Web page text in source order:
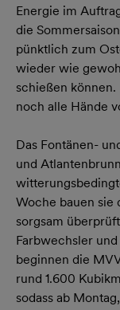
Energie im
die
pünktlich zum
wieder wie
schießen
noch alle Hände
Das Fontänen-
und
Woche bauen sie
sorgsam
Farbwechsler
beginnen die
rund 1.600
sodass ab